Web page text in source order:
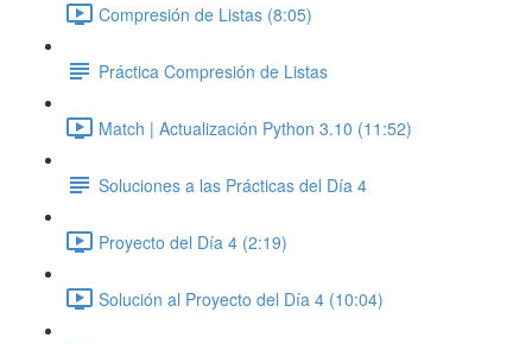
Compresión de Listas (8:05)
Práctica Compresión de Listas
Match | Actualización Python 3.10 (11:52)
Soluciones a las Prácticas del Día 4
Proyecto del Día 4 (2:19)
Solución al Proyecto del Día 4 (10:04)